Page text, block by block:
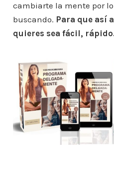
cambiarte la mente por
buscando. Para que así
quieres sea fácil,